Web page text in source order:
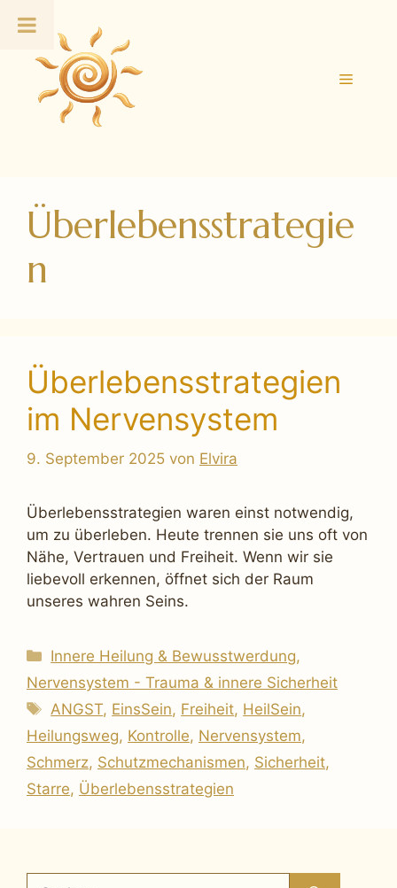
Inhalt
springen
Menü
Überlebensstrategie
n
Überlebensstrategien
im Nervensystem
9. September 2025 von Elvira
Überlebensstrategien waren einst notwendig,
um zu überleben. Heute trennen sie uns oft von
Nähe, Vertrauen und Freiheit. Wenn wir sie
liebevoll erkennen, öffnet sich der Raum
unseres wahren Seins.
Kategorien
Innere Heilung & Bewusstwerdung,
Nervensystem - Trauma & innere Sicherheit
Schlagwörter
ANGST, EinsSein, Freiheit, HeilSein,
Heilungsweg, Kontrolle, Nervensystem,
Schmerz, Schutzmechanismen, Sicherheit,
Starre, Überlebensstrategien